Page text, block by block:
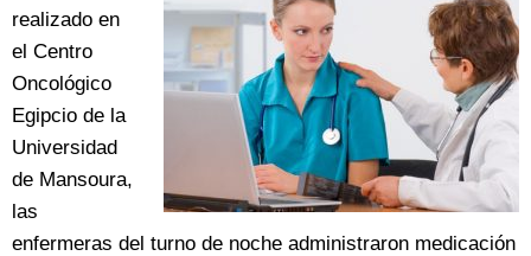
realizado en
el Centro
Oncológico
Egipcio de la
Universidad
de Mansoura,
las
enfermeras del turno de noche administraron medicación